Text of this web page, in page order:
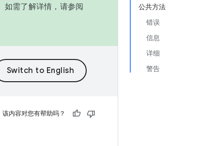
公共方法
错误
信息
详细
警告
如需了解详情，请参阅
该内容对您有帮助吗？